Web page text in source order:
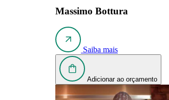
Massimo Bottura
Saiba mais
Adicionar ao orçamento